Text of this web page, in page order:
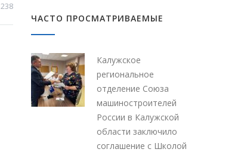
238
ЧАСТО ПРОСМАТРИВАЕМЫЕ
Калужское
региональное
отделение Союза
машиностроителей
России в Калужской
области заключило
соглашение с Школой